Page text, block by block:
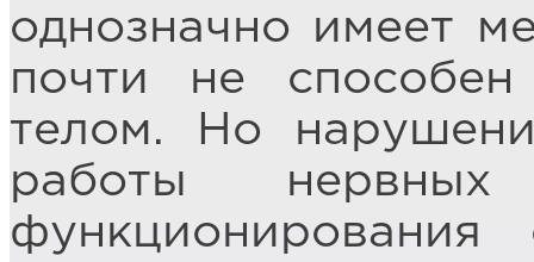
однозначно имеет
почти не способен
телом. Но
работы